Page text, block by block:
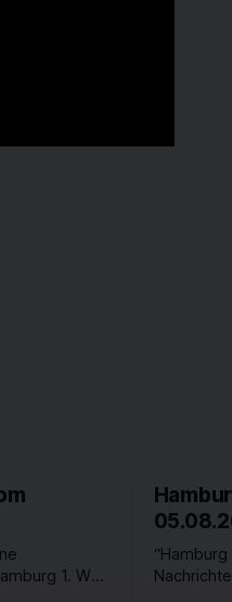
1. Was